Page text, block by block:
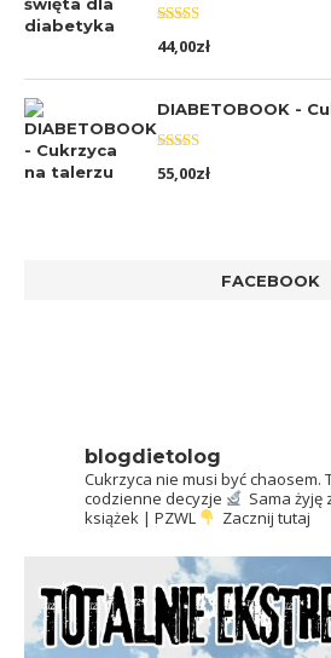
Oceniono
5.00na 5
44,00zł
DIABETOBOOK -
Oceniono
5.00na 5
55,00zł
FACEBOOK
blogdietolog
Cukrzyca nie musi być chaosem.
codzienne decyzje
Sama żyję
książek | PZWL
Zacznij tutaj